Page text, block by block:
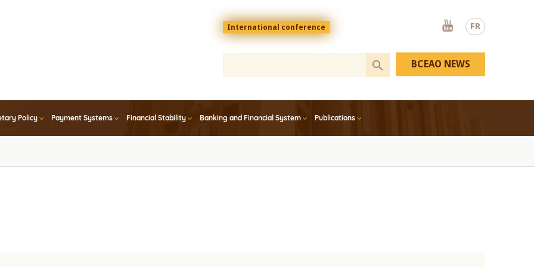
FR
Menu
top
En
International conference
Youtube
Policy Payment Systems Financial Stability Banking and Financial System Publications
BCEAO NEWS